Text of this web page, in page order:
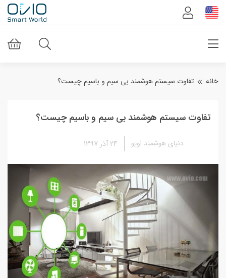
خانه تفاوت سیستم هوشمند بی سیم و باسیم چیست؟
تفاوت سیستم هوشمند بی سیم و باسیم چیست؟
دنیای هوشمند اویو